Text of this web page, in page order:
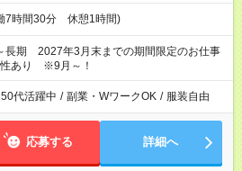
7時間30分 休憩1時間)
長期 2027年3月末までの期間限定のお仕事
あり ※9月～！
代活躍中 / 副業・WワークOK / 服装自由
応募する 詳細へ